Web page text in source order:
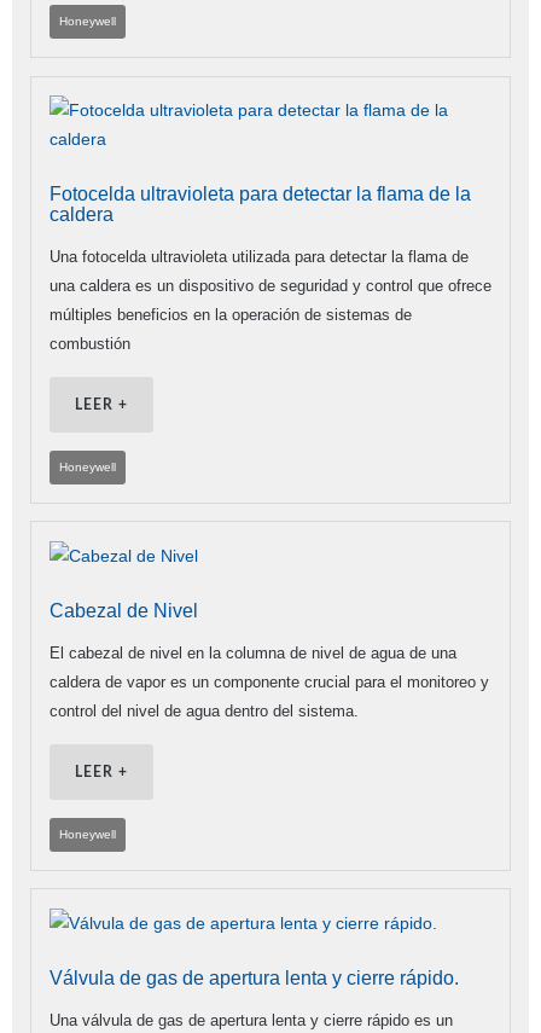
Honeywell
Fotocelda ultravioleta para detectar la flama de la
caldera
Una fotocelda ultravioleta utilizada para detectar la flama de
una caldera es un dispositivo de seguridad y control que ofrece
múltiples beneficios en la operación de sistemas de
combustión
LEER +
Honeywell
Cabezal de Nivel
El cabezal de nivel en la columna de nivel de agua de una
caldera de vapor es un componente crucial para el monitoreo y
control del nivel de agua dentro del sistema.
LEER +
Honeywell
Válvula de gas de apertura lenta y cierre rápido.
Una válvula de gas de apertura lenta y cierre rápido es un